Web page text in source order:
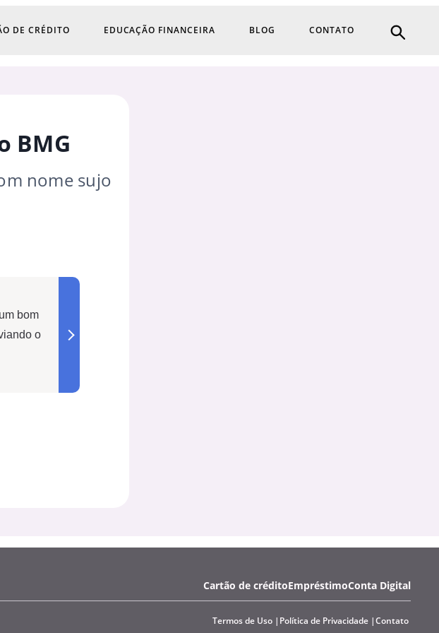
DE CRÉDITO EDUCAÇÃO FINANCEIRA BLOG CONTATO
BMG
nome sujo
bom
o
Cartão de créditoEmpréstimoConta Digital
Termos de Uso Política de Privacidade Contato